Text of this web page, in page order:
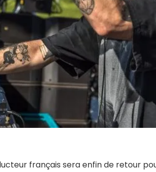
français sera enfin de retour